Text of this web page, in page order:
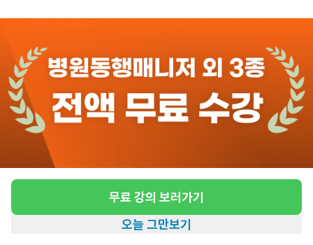
무료 강의 보러가기
오늘 그만보기